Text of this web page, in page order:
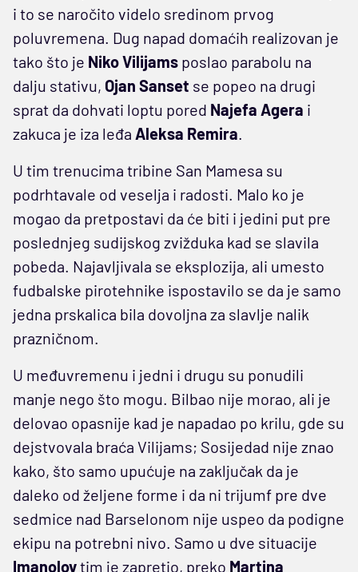
i to se naročito videlo sredinom prvog
poluvremena. Dug napad domaćih realizovan je
tako što je Niko Vilijams poslao parabolu na
dalju stativu, Ojan Sanset se popeo na drugi
sprat da dohvati loptu pored Najefa Agera i
zakuca je iza leđa Aleksa Remira.
U tim trenucima tribine San Mamesa su
podrhtavale od veselja i radosti. Malo ko je
mogao da pretpostavi da će biti i jedini put pre
poslednjeg sudijskog zvižduka kad se slavila
pobeda. Najavljivala se eksplozija, ali umesto
fudbalske pirotehnike ispostavilo se da je samo
jedna prskalica bila dovoljna za slavlje nalik
prazničnom.
U međuvremenu i jedni i drugu su ponudili
manje nego što mogu. Bilbao nije morao, ali je
delovao opasnije kad je napadao po krilu, gde su
dejstvovala braća Vilijams; Sosijedad nije znao
kako, što samo upućuje na zaključak da je
daleko od željene forme i da ni trijumf pre dve
sedmice nad Barselonom nije uspeo da podigne
ekipu na potrebni nivo. Samo u dve situacije
Imanolovtim je zapretio, preko Martina